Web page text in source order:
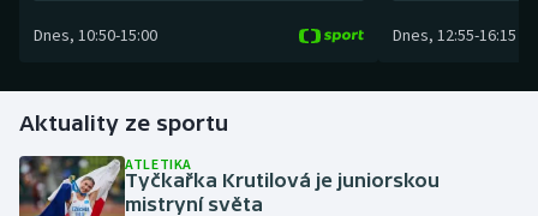
Gymnastika
Házená
Dnes, 10:50-15:00 Dnes, 12:55-16:15
Aktuality ze sportu
ATLETIKA
Tyčkařka Krutilová je juniorskou
mistryní světa